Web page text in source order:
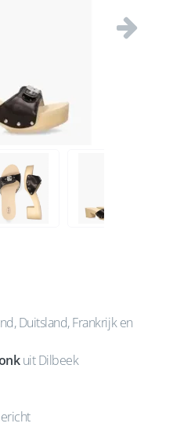
Duitsland, Frankrijk en
uit Dilbeek